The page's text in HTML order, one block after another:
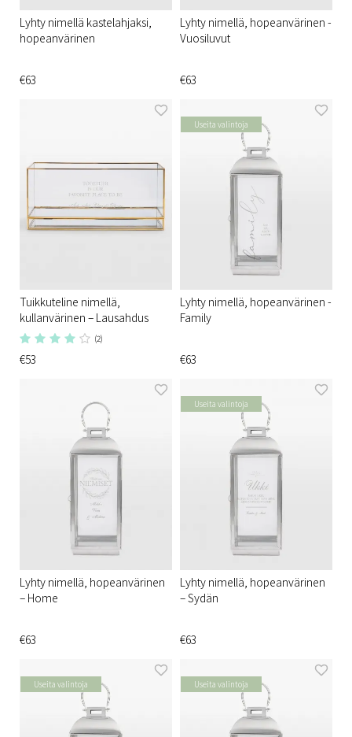
Lyhty nimellä kastelahjaksi,
hopeanvärinen
€63
Lyhty nimellä, hopeanvärinen -
Vuosiluvut
€63
Tuikkuteline nimellä,
kullanvärinen – Lausahdus
(2)
€53
Useita valintoja
Lyhty nimellä, hopeanvärinen -
Family
€63
Lyhty nimellä, hopeanvärinen
– Home
€63
Useita valintoja
Lyhty nimellä, hopeanvärinen
– Sydän
€63
Useita valintoja Useita valintoja